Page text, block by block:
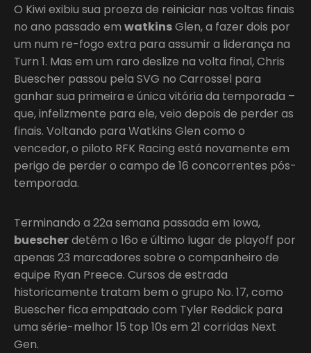
O Kiwi exibiu sua proeza de reiniciar nas voltas finais
no ano passado em watkinsGlen, a fazer dois por
um num re-fogo extra para assumir a liderança na
Turn 1. Mas em um raro deslize na volta final, Chris
Buescher passou pela SVG no Carrossel para
ganhar sua primeira e única vitória da temporada –
que, infelizmente para ele, veio depois de perder as
finais. Voltando para Watkins Glen como o
vencedor, o piloto RFK Racing está novamente em
perigo de perder o campo de 16 concorrentes pós-
temporada.
Terminando a 22a semana passada em Iowa,
buescherdetém o 16o e último lugar de playoff por
apenas 23 marcadores sobre o companheiro de
equipe Ryan Preece. Cursos de estrada
historicamente tratam bem o grupo No. 17, como
Buescher fica empatado com Tyler Reddick para
uma série-melhor 15 top 10s em 21 corridas Next
Gen.